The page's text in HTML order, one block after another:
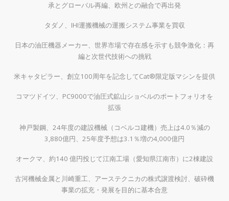
承とグローバル再編、欧州との融合で再出発
タダノ、IHI運搬機械の運搬システム事業を買収
日本の油圧機器メーカー、世界市場で存在感を示すも競争激化：再
編と次世代技術への挑戦
米キャタピラー、創立100周年を記念してCat®限定版マシンを提供
コマツドイツ、PC9000で油圧式鉱山ショベルのポートフォリオを
拡張
神戸製鋼、24年度の建設機械（コベルコ建機）売上は4.0％減の
3,880億円、25年度予想は3.1％増の4,000億円
オークマ、約140 億円投じて江南工場（愛知県江南市）に2棟建設
古河機械金属と川崎重工、アーステクニカの株式譲渡検討、破砕機
事業の拡充・発展を目的に基本合意